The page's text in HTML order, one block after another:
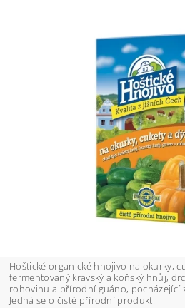
Hoštické organické hnojivo na okurky,
fermentovaný kravský a koňský hnůj,
rohovinu a přírodní guáno, pocházející
Jedná se o čistě přírodní produkt.